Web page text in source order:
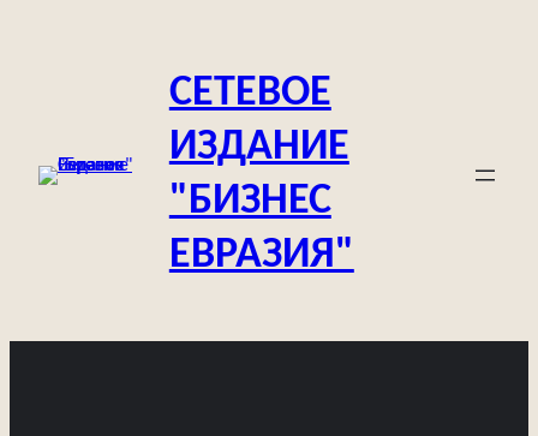
СЕТЕВОЕ
ИЗДАНИЕ
"БИЗНЕС
ЕВРАЗИЯ"